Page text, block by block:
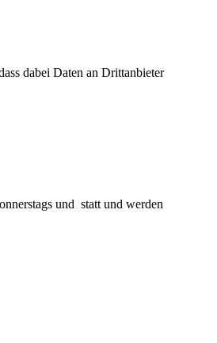
dabei Daten an Drittanbieter
und statt und werden